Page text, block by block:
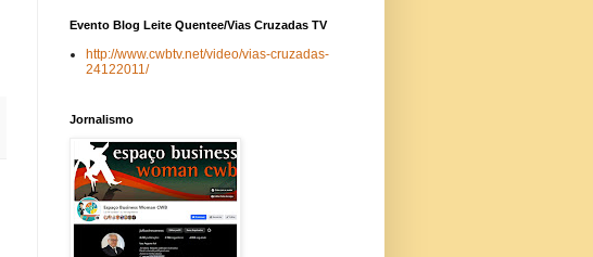
Evento Blog Leite Quentee/Vias Cruzadas TV
http://www.cwbtv.net/video/vias-cruzadas-
24122011/
Jornalismo